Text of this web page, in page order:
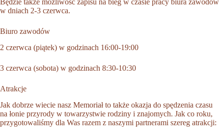
Będzie także możliwość zapisu na bieg w czasie pracy biura zawodów
w dniach 2-3 czerwca.
Biuro zawodów
2 czerwca (piątek) w godzinach 16:00-19:00
3 czerwca (sobota) w godzinach 8:30-10:30
Atrakcje
Jak dobrze wiecie nasz Memoriał to także okazja do spędzenia czasu
na łonie przyrody w towarzystwie rodziny i znajomych. Jak co roku,
przygotowaliśmy dla Was razem z naszymi partnerami szereg atrakcji: